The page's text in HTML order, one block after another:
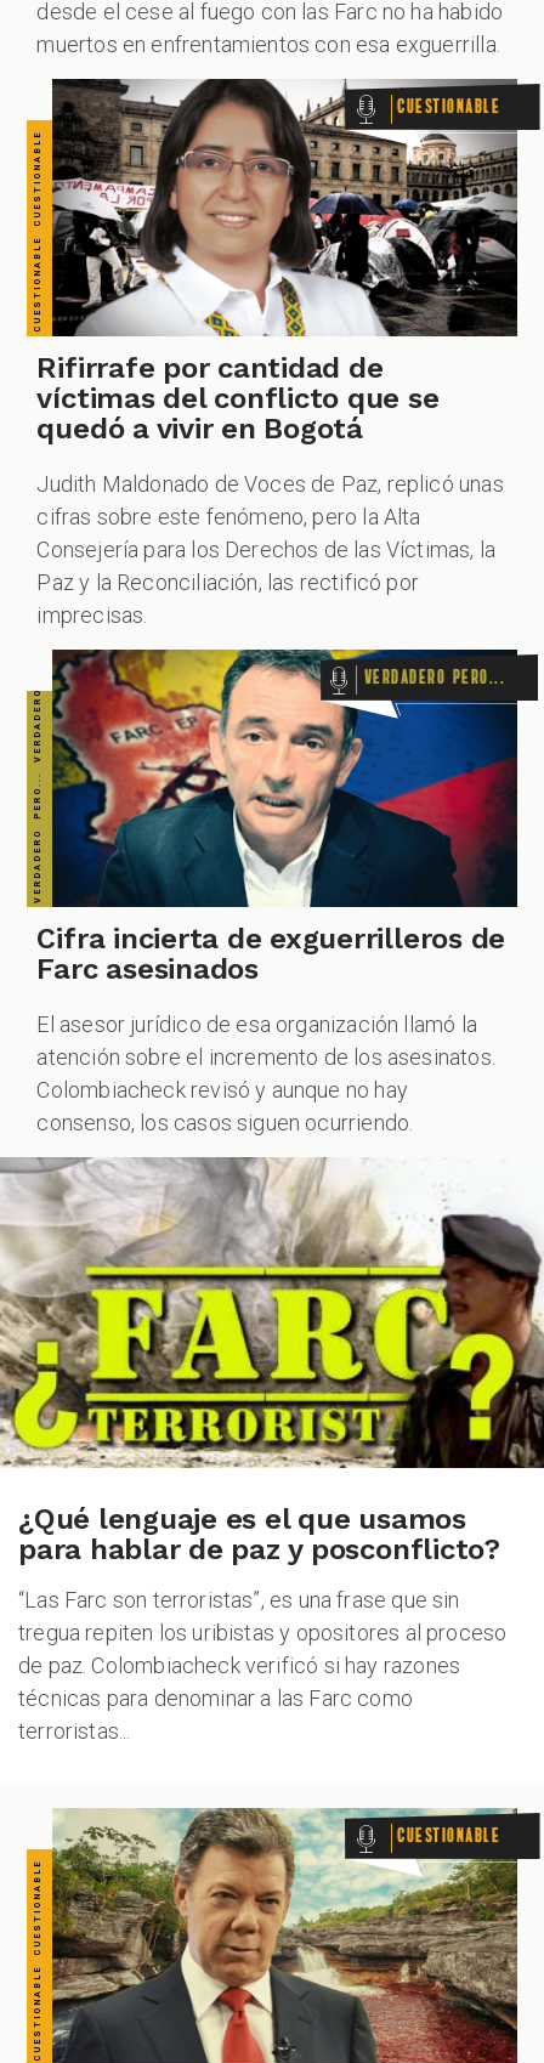
desde el cese al fuego con las Farc no ha habido
muertos en enfrentamientos con esa exguerrilla.
Cuestionable
Rifirrafe por cantidad de
víctimas del conflicto que se
quedó a vivir en Bogotá
Judith Maldonado de Voces de Paz, replicó unas
cifras sobre este fenómeno, pero la Alta
Consejería para los Derechos de las Víctimas, la
Paz y la Reconciliación, las rectificó por
imprecisas.
VERDADERO PERO... VERDADERO PERO... VERDADERO PERO... VERDADERO PERO... VERDADERO PERO... VERDADERO PERO... VERDADERO PERO... Verdadero pero...
Cifra incierta de exguerrilleros de
Farc asesinados
El asesor jurídico de esa organización llamó la
atención sobre el incremento de los asesinatos.
Colombiacheck revisó y aunque no hay
consenso, los casos siguen ocurriendo.
¿Qué lenguaje es el que usamos
para hablar de paz y posconflicto?
“Las Farc son terroristas”, es una frase que sin
tregua repiten los uribistas y opositores al proceso
de paz. Colombiacheck verificó si hay razones
técnicas para denominar a las Farc como
terroristas...
CUESTIONABLE CUESTIONABLE CUESTIONABLE CUESTIONABLE CUESTIONABLE CUESTIONABLE CUESTIONABLE Cuestionable